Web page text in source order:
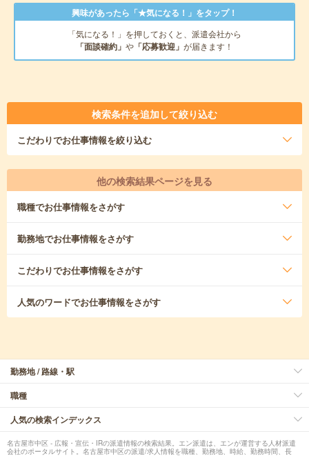
興味があったら「★気になる！」をタップ！
「気になる！」を押しておくと、派遣会社から
「面談確約」 や 「応募歓迎」 が届きます！
検索条件を追加して絞り込む
こだわりでお仕事情報を絞り込む
他の検索結果ページを見る
職種でお仕事情報をさがす
勤務地でお仕事情報をさがす
こだわりでお仕事情報をさがす
人気のワードでお仕事情報をさがす
勤務地 / 路線・駅
職種
人気の検索インデックス
名古屋市中区 - 広報・宣伝・IRの派遣情報の検索結果。エン派遣は、エンが運営する人材派遣
会社のポータルサイト。名古屋市中区の派遣/求人情報を職種、勤務地、時給、勤務時間、長